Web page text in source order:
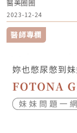
整文章介紹》
或許有的讀者對於提眼
力的根本原因、手術類
是掌控眼皮的肌肉，因
時，眼瞼無法自然張開
憊無精打采的感覺。而
善眼瞼肌無力的困擾，
肌無力的根本原因引起
因素也會造成種現象，
有些人天生患有提眼瞼
疲憊，甚至會出現大小
• 年齡增長：年齡增長
也隨之逐漸退化，最後
經受損或是使用其他藥
題：如果受到外力衝擊
提眼瞼肌鬆脫。解析提
式將提眼瞼肌筋膜和眼
在於傷口小、時間短、
同時實現眼皮拉緊和雙
同時進行縫雙眼皮手術
醫美圈圈
2023-12-24
醫師專欄